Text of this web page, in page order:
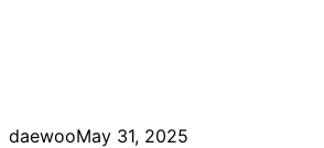
daewooMay 31, 2025